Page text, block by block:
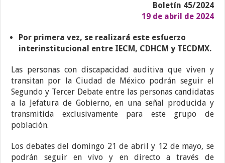
Boletín 45/2024
19 de abril de 2024
Por primera vez, se realizará este esfuerzo
interinstitucional entre IECM, CDHCM y TECDMX.
Las personas con discapacidad auditiva que viven y
transitan por la Ciudad de México podrán seguir el
Segundo y Tercer Debate entre las personas candidatas
a la Jefatura de Gobierno, en una señal producida y
transmitida exclusivamente para este grupo de
población.
Los debates del domingo 21 de abril y 12 de mayo, se
podrán seguir en vivo y en directo a través de